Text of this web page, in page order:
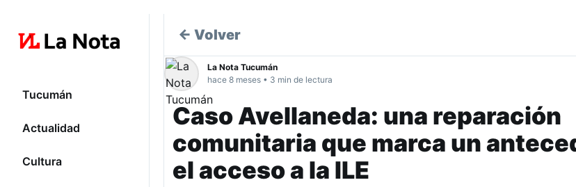
Tucumán
Actualidad
Cultura
← Volver
La Nota Tucumán
hace 8 meses • 3 min de lectura
Caso Avellaneda: una reparación
comunitaria que marca un
el acceso a la ILE